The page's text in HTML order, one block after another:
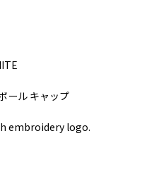
ール キャップ
embroidery logo.